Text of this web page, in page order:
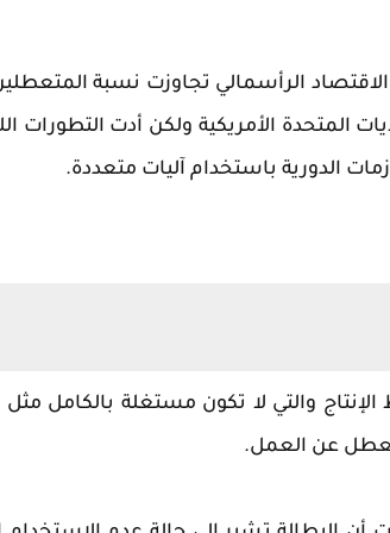
1932م وهي أقسى أزمة شهدها الاقتصاد الرأسمالي تجاوزت نسبة
العاملة المسجلة في بريطانية و27% في الولايات المتحدة الأمريكية ولكن أدت
الدورية باستخدام آليات متعددة.
والتي لا تكون مستغلة بالكامل
وتعطل عن العمل.